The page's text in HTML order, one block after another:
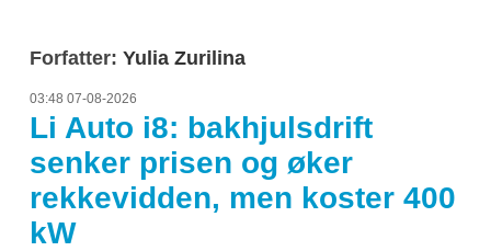
Forfatter: Yulia Zurilina
03:48 07-08-2026
Li Auto i8: bakhjulsdrift
senker prisen og øker
rekkevidden, men koster 400
kW